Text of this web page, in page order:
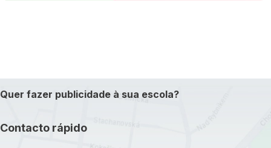
Quer fazer publicidade à sua escola?
Contacto rápido